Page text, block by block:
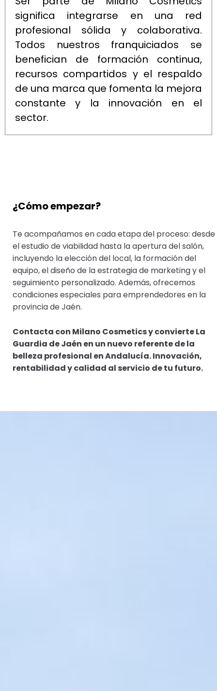
significa integrarse en una red
profesional sólida y colaborativa.
Todos nuestros franquiciados se
benefician de formación continua,
recursos compartidos y el respaldo
de una marca que fomenta la mejora
constante y la innovación en el
sector.
¿Cómo empezar?
Te acompañamos en cada etapa del proceso: desde
el estudio de viabilidad hasta la apertura del salón,
incluyendo la elección del local, la formación del
equipo, el diseño de la estrategia de marketing y el
seguimiento personalizado. Además, ofrecemos
condiciones especiales para emprendedores en la
provincia de Jaén.
Contacta con Milano Cosmetics y convierte La
Guardia de Jaén en un nuevo referente de la
belleza profesional en Andalucía. Innovación,
rentabilidad y calidad al servicio de tu futuro.